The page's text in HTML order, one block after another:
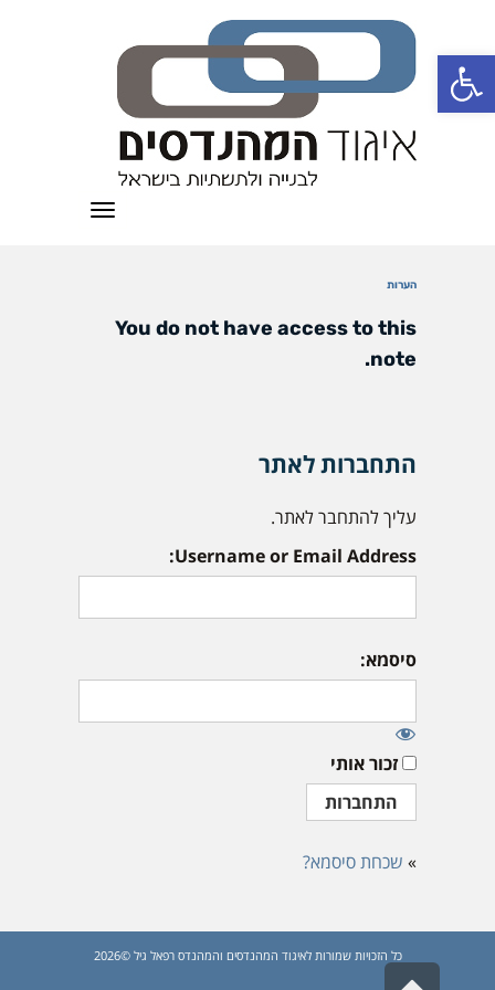
פתח סרגל נגישות
תפריט
הערות
You do not have access to this
note.
התחברות לאתר
עליך להתחבר לאתר.
Username or Email Address:
סיסמא:
זכור אותי
» שכחת סיסמא?
כל הזכויות שמורות לאיגוד המהנדסים והמהנדס רפאל גיל ©2026